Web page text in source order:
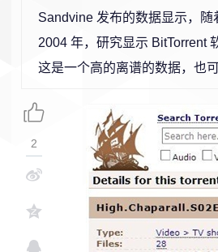
Sandvine 发布的数据显示，
2004 年，研究显示 BitTorrent
这是一个高的离谱的数据，也
2